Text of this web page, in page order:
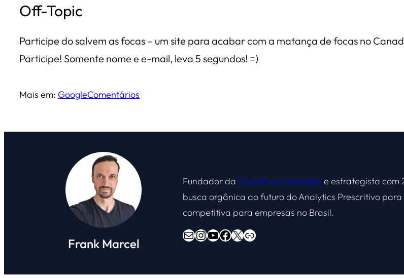
Off-Topic
Participe do salvem as focas – um site para acabar com a matança de focas no
Participe! Somente nome e e-mail, leva 5 segundos! =)
Mais em: GoogleComentários
Frank Marcel
Fundador da Overdrive Marketing e estrategista com
busca orgânica ao futuro do Analytics Prescritivo
competitiva para empresas no Brasil.
E-mail InstagramYoutube Facebook X Overdrive Marketing